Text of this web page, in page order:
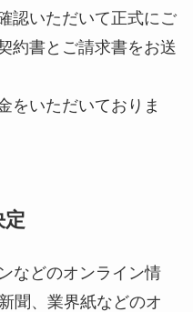
認いただいて正式にご
約書とご請求書をお送
をいただいておりま
定
などのオンライン情
聞、業界紙などのオ